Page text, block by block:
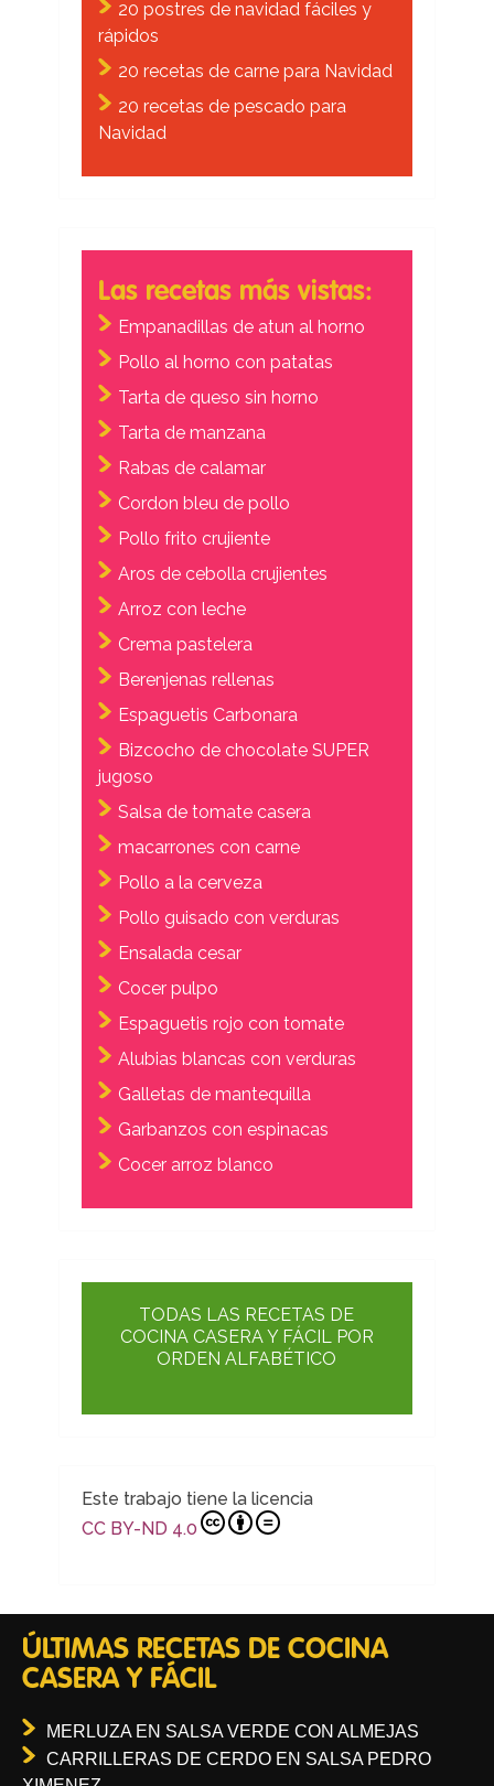
20 postres de navidad fáciles y
rápidos
20 recetas de carne para Navidad
20 recetas de pescado para
Navidad
Las recetas más vistas:
Empanadillas de atun al horno
Pollo al horno con patatas
Tarta de queso sin horno
Tarta de manzana
Rabas de calamar
Cordon bleu de pollo
Pollo frito crujiente
Aros de cebolla crujientes
Arroz con leche
Crema pastelera
Berenjenas rellenas
Espaguetis Carbonara
Bizcocho de chocolate SUPER
jugoso
Salsa de tomate casera
macarrones con carne
Pollo a la cerveza
Pollo guisado con verduras
Ensalada cesar
Cocer pulpo
Espaguetis rojo con tomate
Alubias blancas con verduras
Galletas de mantequilla
Garbanzos con espinacas
Cocer arroz blanco
TODAS LAS RECETAS DE
COCINA CASERA Y FÁCIL POR
ORDEN ALFABÉTICO
Este trabajo tiene la licencia
CC BY-ND 4.0
ÚLTIMAS RECETAS DE COCINA
CASERA Y FÁCIL
MERLUZA EN SALSA VERDE CON ALMEJAS
CARRILLERAS DE CERDO EN SALSA PEDRO